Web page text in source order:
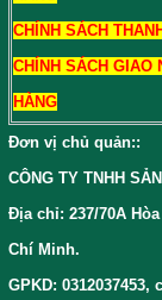
CHÍNH SÁCH
CHÍNH SÁCH GIAO
HÀNG
Đơn vị chủ quản::
CÔNG TY TNHH
Địa chỉ: 237/70A
Chí Minh.
GPKD: 0312037453,